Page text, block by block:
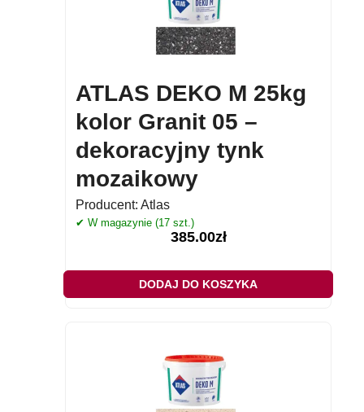
ATLAS DEKO M 25kg
kolor Granit 05 –
dekoracyjny tynk
mozaikowy
Producent: Atlas
✔ W magazynie (17 szt.)
385.00zł
DODAJ DO KOSZYKA